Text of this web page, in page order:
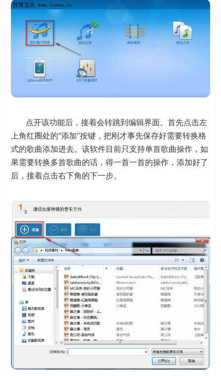
点开该功能后，接着会转跳到编辑界面。首先点击左
上角红圈处的“添加”按键，把刚才事先保存好需要转换格
式的歌曲添加进去。该软件目前只支持单首歌曲操作，如
果需要转换多首歌曲的话，得一首一首的操作，添加好了
后，接着点击右下角的下一步。